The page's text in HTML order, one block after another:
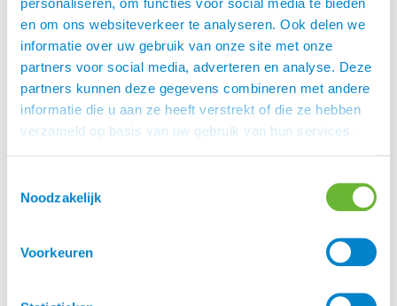
en om ons websiteverkeer te analyseren. Ook delen we
informatie over uw gebruik van onze site met onze
partners voor social media, adverteren en analyse. Deze
partners kunnen deze gegevens combineren met andere
informatie die u aan ze heeft verstrekt of die ze hebben
verzameld op basis van uw gebruik van hun services.
Noodzakelijk
Voorkeuren
Happy Skin producten ook voor de Shetlander Wij